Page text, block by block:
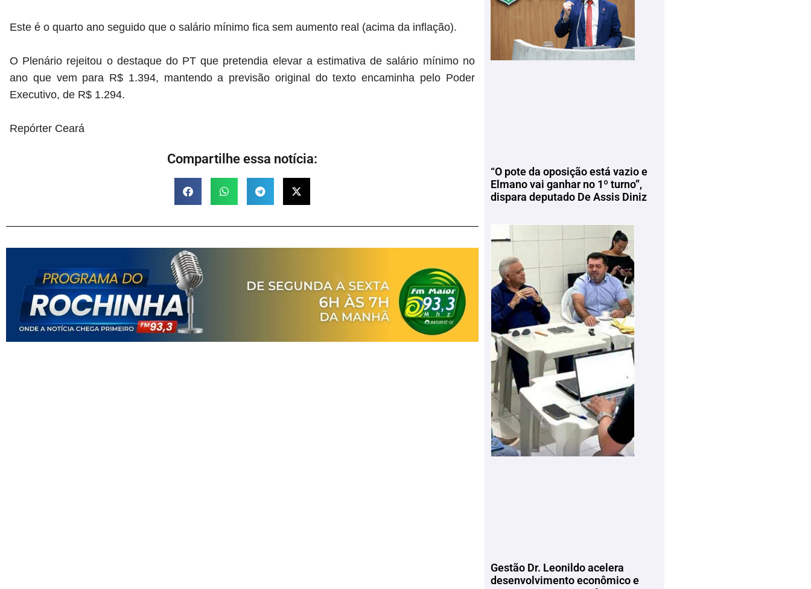
Este é o quarto ano seguido que o salário mínimo fica sem aumento real (acima da inflação).
O Plenário rejeitou o destaque do PT que pretendia elevar a estimativa de salário mínimo no
ano que vem para R$ 1.394, mantendo a previsão original do texto encaminha pelo Poder
Executivo, de R$ 1.294.
Repórter Ceará
Compartilhe essa notícia:
“O pote da oposição está vazio e
Elmano vai ganhar no 1º turno”,
dispara deputado De Assis Diniz
Gestão Dr. Leonildo acelera
desenvolvimento econômico e